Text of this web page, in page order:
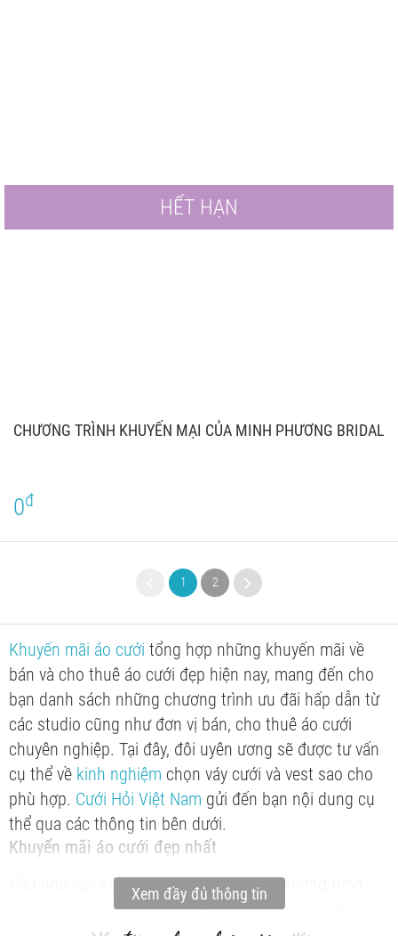
HẾT HẠN
CHƯƠNG TRÌNH KHUYẾN MẠI CỦA MINH PHƯƠNG BRIDAL
0đ
1 2
Khuyến mãi áo cưới tổng hợp những khuyến mãi về
bán và cho thuê áo cưới đẹp hiện nay, mang đến cho
bạn danh sách những chương trình ưu đãi hấp dẫn từ
các studio cũng như đơn vị bán, cho thuê áo cưới
chuyên nghiệp. Tại đây, đôi uyên ương sẽ được tư vấn
cụ thể về kinh nghiệm chọn váy cưới và vest sao cho
phù hợp. Cưới Hỏi Việt Nam gửi đến bạn nội dung cụ
thể qua các thông tin bên dưới.
Khuyến mãi áo cưới đẹp nhất
Hầu như các kiểu mẫuáo cướiđều có chương trình
khuyến mãi để hỗ trợ đôi uyên ương như: áo cưới dài
Xem đầy đủ thông tin